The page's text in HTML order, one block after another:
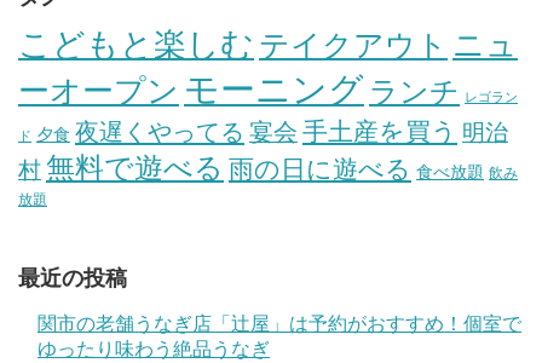
こどもと楽しむ テイクアウト ニュ
ーオープン モーニング ランチ レゴラン
ド 夕食 夜遅くやってる 宴会 手土産を買う 明治
村無料で遊べる 雨の日に遊べる 食べ放題 飲み
放題
最近の投稿
関市の老舗うなぎ店「辻屋」は予約がおすすめ！個室で
ゆったり味わう絶品うなぎ